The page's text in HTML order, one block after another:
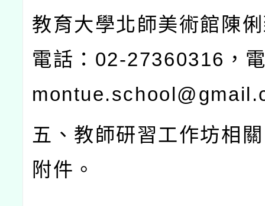
教育大學北師美術館陳
電話： 02-27360316 ，
五、教師研習工作坊相
附件。